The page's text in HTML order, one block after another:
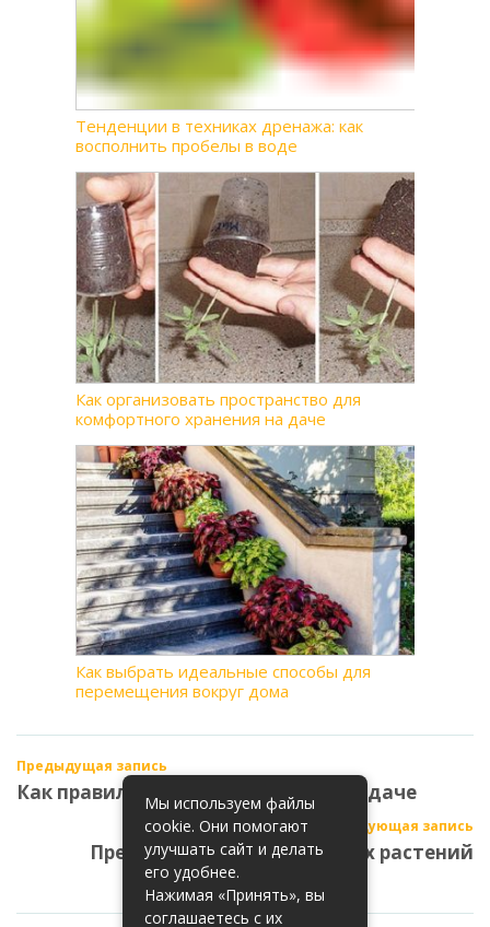
Тенденции в техниках дренажа: как
восполнить пробелы в воде
Как организовать пространство для
комфортного хранения на даче
Как выбрать идеальные способы для
перемещения вокруг дома
Предыдущая запись
Как правильно установить окна на даче
Следующая запись
Преимущества многолетних растений
Мы используем файлы
cookie. Они помогают
улучшать сайт и делать
его удобнее.
Нажимая «Принять», вы
соглашаетесь с их